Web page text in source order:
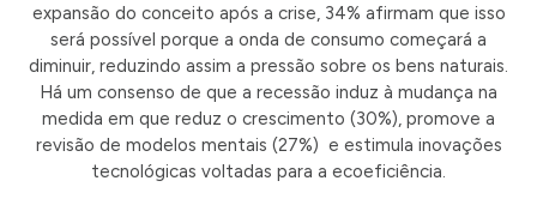
expansão do conceito após a crise, 34% afirmam que isso
será possível porque a onda de consumo começará a
diminuir, reduzindo assim a pressão sobre os bens naturais.
Há um consenso de que a recessão induz à mudança na
medida em que reduz o crescimento (30%), promove a
revisão de modelos mentais (27%) e estimula inovações
tecnológicas voltadas para a ecoeficiência.